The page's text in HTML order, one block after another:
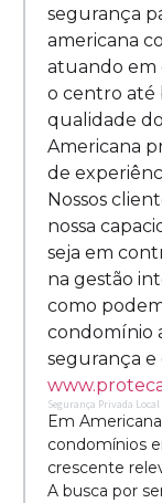
segurança
americana
atuando em
o centro até
qualidade
Americana
de
Nossos
nossa
seja em
na gestão
como
condomínio
segurança e
Segurança Privada
Em
condomínios
crescente
A busca por